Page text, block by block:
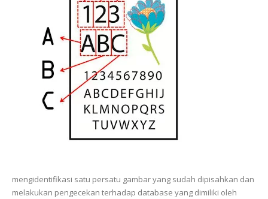
mengidentifikasi satu persatu gambar yang sudah dipisahkan dan
melakukan pengecekan terhadap database yang dimiliki oleh